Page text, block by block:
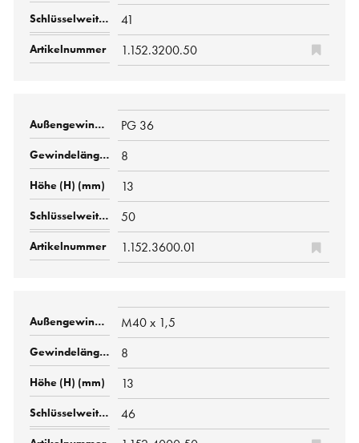
41
1.152.3200.50
PG 36
8
13
50
1.152.3600.01
M40 x 1,5
8
13
46